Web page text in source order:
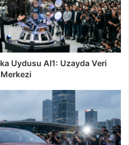
Uydusu AI1: Uzayda Veri
Merkezi